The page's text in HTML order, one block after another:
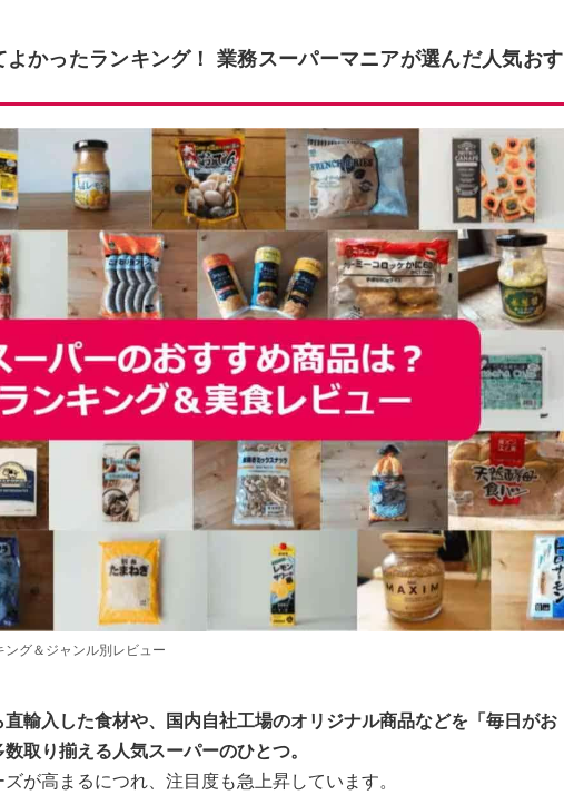
かったランキング！ 業務スーパーマニアが選んだ人気おす
グ＆ジャンル別レビュー
輸入した食材や、国内自社工場のオリジナル商品などを「毎日がお
取り揃える人気スーパーのひとつ。
が高まるにつれ、注目度も急上昇しています。